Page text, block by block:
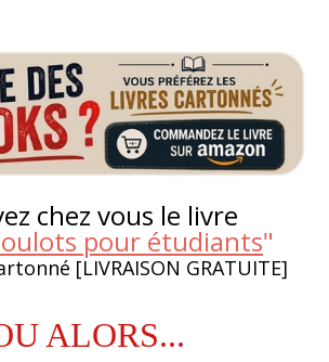
chez vous le livre
pour étudiants"
[LIVRAISON GRATUITE]
ALORS...